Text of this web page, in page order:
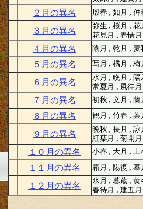
２月の異名 殷春 , 如月 ,
３月の異名
弥生 , 桜月 , 花
花見月 , 春惜
４月の異名 陰月 , 乾月 ,
５月の異名 写月 , 橘月 , 梅
６月の異名
水月 , 晩月 ,
常夏月 , 風待
７月の異名 初秋 , 文月 , 蘭
８月の異名 観月 , 竹春 , 葉
９月の異名
晩秋 , 長月 ,
紅葉月 , 菊開
１０月の異名 小春 , 大月 , 上
１１月の異名 霜月 , 陽復 ,
１２月の異名
氷月 , 暮歳 ,
春待月 , 建丑